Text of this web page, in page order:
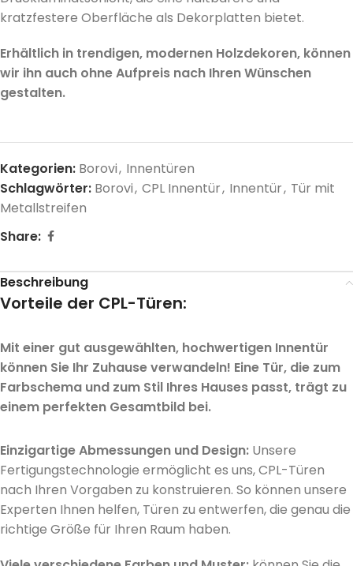
kratzfestere Oberfläche als Dekorplatten bietet.
Erhältlich in trendigen, modernen Holzdekoren, können
wir ihn auch ohne Aufpreis nach Ihren Wünschen
gestalten.
Kategorien: Borovi, Innentüren
Schlagwörter: Borovi, CPL Innentür, Innentür, Tür mit
Metallstreifen
Share:
Beschreibung
Vorteile der CPL-Türen:
Mit einer gut ausgewählten, hochwertigen Innentür
können Sie Ihr Zuhause verwandeln! Eine Tür, die zum
Farbschema und zum Stil Ihres Hauses passt, trägt zu
einem perfekten Gesamtbild bei.
Einzigartige Abmessungen und Design: Unsere
Fertigungstechnologie ermöglicht es uns, CPL-Türen
nach Ihren Vorgaben zu konstruieren. So können unsere
Experten Ihnen helfen, Türen zu entwerfen, die genau die
richtige Größe für Ihren Raum haben.